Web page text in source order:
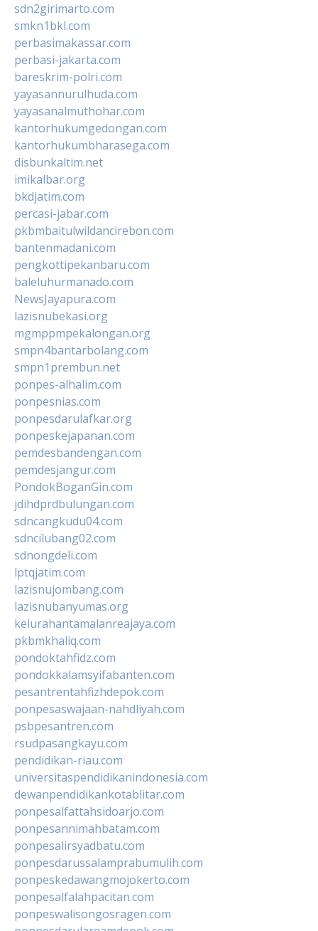
sdn2girimarto.com
smkn1bkl.com
perbasimakassar.com
perbasi-jakarta.com
bareskrim-polri.com
yayasannurulhuda.com
yayasanalmuthohar.com
kantorhukumgedongan.com
kantorhukumbharasega.com
disbunkaltim.net
imikalbar.org
bkdjatim.com
percasi-jabar.com
pkbmbaitulwildancirebon.com
bantenmadani.com
pengkottipekanbaru.com
baleluhurmanado.com
NewsJayapura.com
lazisnubekasi.org
mgmppmpekalongan.org
smpn4bantarbolang.com
smpn1prembun.net
ponpes-alhalim.com
ponpesnias.com
ponpesdarulafkar.org
ponpeskejapanan.com
pemdesbandengan.com
pemdesjangur.com
PondokBoganGin.com
jdihdprdbulungan.com
sdncangkudu04.com
sdncilubang02.com
sdnongdeli.com
lptqjatim.com
lazisnujombang.com
lazisnubanyumas.org
kelurahantamalanreajaya.com
pkbmkhaliq.com
pondoktahfidz.com
pondokkalamsyifabanten.com
pesantrentahfizhdepok.com
ponpesaswajaan-nahdliyah.com
psbpesantren.com
rsudpasangkayu.com
pendidikan-riau.com
universitaspendidikanindonesia.com
dewanpendidikankotablitar.com
ponpesalfattahsidoarjo.com
ponpesannimahbatam.com
ponpesalirsyadbatu.com
ponpesdarussalamprabumulih.com
ponpeskedawangmojokerto.com
ponpesalfalahpacitan.com
ponpeswalisongosragen.com